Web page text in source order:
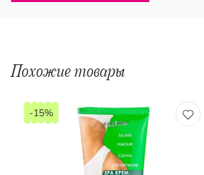
Похожие товары
-15%